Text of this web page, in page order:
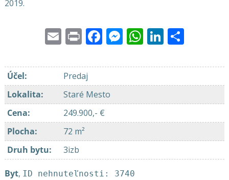
2019.
EmailPrintFacebook
Messenger
WhatsApp
LinkedIn
Účel:
Predaj
Lokalita:
Staré Mesto
Cena:
249.900,- €
Plocha:
72 m²
Druh bytu: 3izb
Byt, ID nehnuteľnosti: 3740